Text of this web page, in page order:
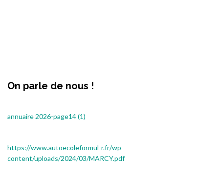
On parle de nous !
annuaire 2026-page14 (1)
https://www.autoecoleformul-r.fr/wp-
content/uploads/2024/03/MARCY.pdf